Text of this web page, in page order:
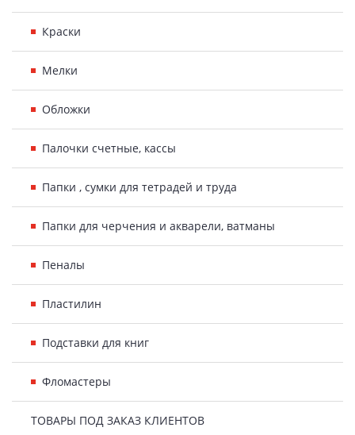
Краски
Мелки
Обложки
Палочки счетные, кассы
Папки , сумки для тетрадей и труда
Папки для черчения и акварели, ватманы
Пеналы
Пластилин
Подставки для книг
Фломастеры
ТОВАРЫ ПОД ЗАКАЗ КЛИЕНТОВ